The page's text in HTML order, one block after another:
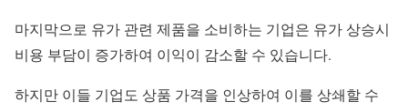
마지막으로 유가 관련 제품을 소비하는 기업은 유가 상승시
비용 부담이 증가하여 이익이 감소할 수 있습니다.
하지만 이들 기업도 상품 가격을 인상하여 이를 상쇄할 수